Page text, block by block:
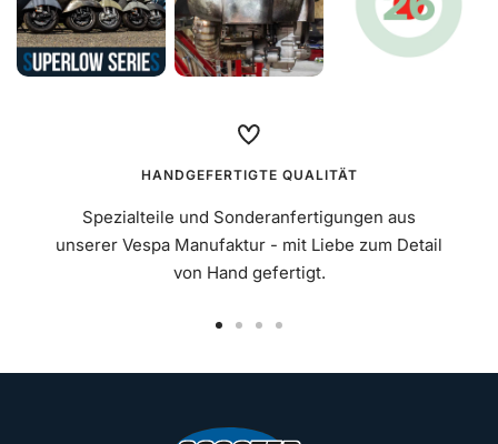
HANDGEFERTIGTE QUALITÄT
Spezialteile und Sonderanfertigungen aus
unserer Vespa Manufaktur - mit Liebe zum Detail
von Hand gefertigt.